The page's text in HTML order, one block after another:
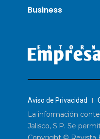
Business
Aviso de Privacidad
La información
Jalisco, S.P. Se